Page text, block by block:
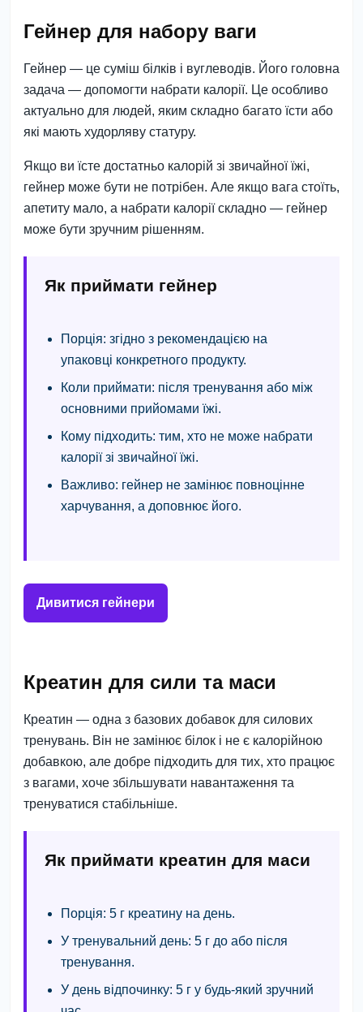
Гейнер для набору ваги
Гейнер — це суміш білків і вуглеводів. Його головна
задача — допомогти набрати калорії. Це особливо
актуально для людей, яким складно багато їсти або
які мають худорляву статуру.
Якщо ви їсте достатньо калорій зі звичайної їжі,
гейнер може бути не потрібен. Але якщо вага стоїть,
апетиту мало, а набрати калорії складно — гейнер
може бути зручним рішенням.
Як приймати гейнер
Порція: згідно з рекомендацією на
упаковці конкретного продукту.
Коли приймати: після тренування або між
основними прийомами їжі.
Кому підходить: тим, хто не може набрати
калорії зі звичайної їжі.
Важливо: гейнер не замінює повноцінне
харчування, а доповнює його.
Дивитися гейнери
Креатин для сили та маси
Креатин — одна з базових добавок для силових
тренувань. Він не замінює білок і не є калорійною
добавкою, але добре підходить для тих, хто працює
з вагами, хоче збільшувати навантаження та
тренуватися стабільніше.
Як приймати креатин для маси
Порція: 5 г креатину на день.
У тренувальний день: 5 г до або після
тренування.
У день відпочинку: 5 г у будь-який зручний